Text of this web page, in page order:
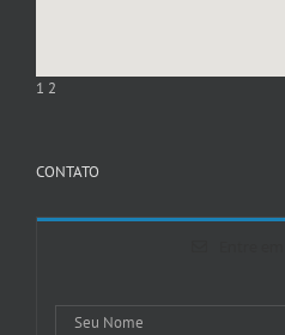
1 2
CONTATO